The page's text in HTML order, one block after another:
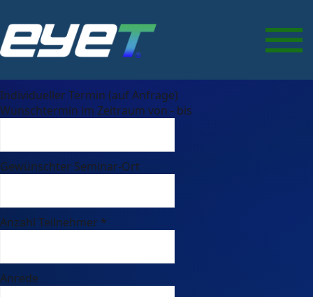
Protection
Seminar-Termin auswählen
Individueller Termin (auf Anfrage)
Wunschtermin im Zeitraum von - bis
Gewünschter Seminar-Ort
Anzahl Teilnehmer *
Anrede